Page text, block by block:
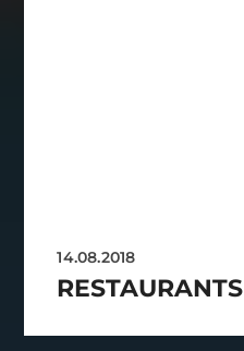
14.08.2018
RESTAURANTS